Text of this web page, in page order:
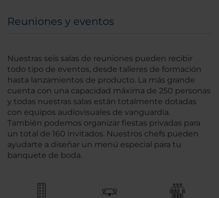
Reuniones y eventos
Nuestras seis salas de reuniones pueden recibir
todo tipo de eventos, desde talleres de formación
hasta lanzamientos de producto. La más grande
cuenta con una capacidad máxima de 250 personas
y todas nuestras salas están totalmente dotadas
con equipos audiovisuales de vanguardia.
También podemos organizar fiestas privadas para
un total de 160 invitados. Nuestros chefs pueden
ayudarte a diseñar un menú especial para tu
banquete de boda.